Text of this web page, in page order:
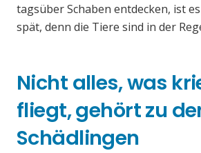
tagsüber Schaben entdecken, ist
spät, denn die Tiere sind in der
Nicht alles, was
fliegt, gehört zu
Schädlingen